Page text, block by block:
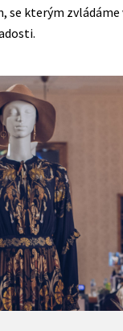
se kterým zvládáme